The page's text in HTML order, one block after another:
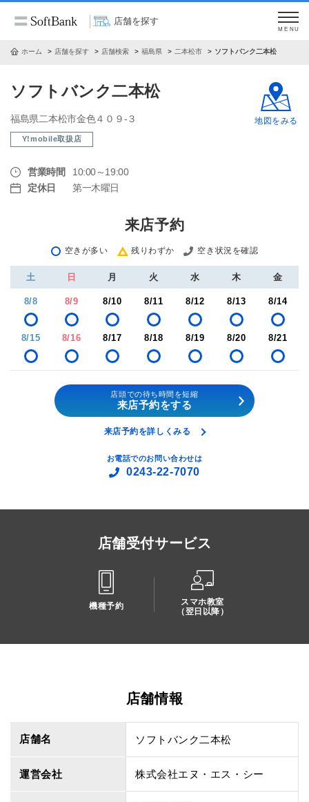
店舗を探す
MENU
ホーム 店舗を探す 店舗検索 福島県 二本松市 ソフトバンク二本松
ソフトバンク二本松
福島県二本松市金色４０９‐３
Y!mobile取扱店
営業時間
10:00～19:00
定休日
第一木曜日
地図をみる
来店予約
空きが多い 残りわずか 空き状況を確認
土 日 月 火 水 木 金
8/8 8/9 8/10 8/11 8/12 8/13 8/14
8/15 8/16 8/17 8/18 8/19 8/20 8/21
店頭での待ち時間を短縮
来店予約をする
来店予約を詳しくみる
お電話でのお問い合わせは
0243-22-7070
店舗受付サービス
機種予約
スマホ教室
（翌日以降）
店舗情報
店舗名 ソフトバンク二本松
運営会社 株式会社エヌ・エス・シー